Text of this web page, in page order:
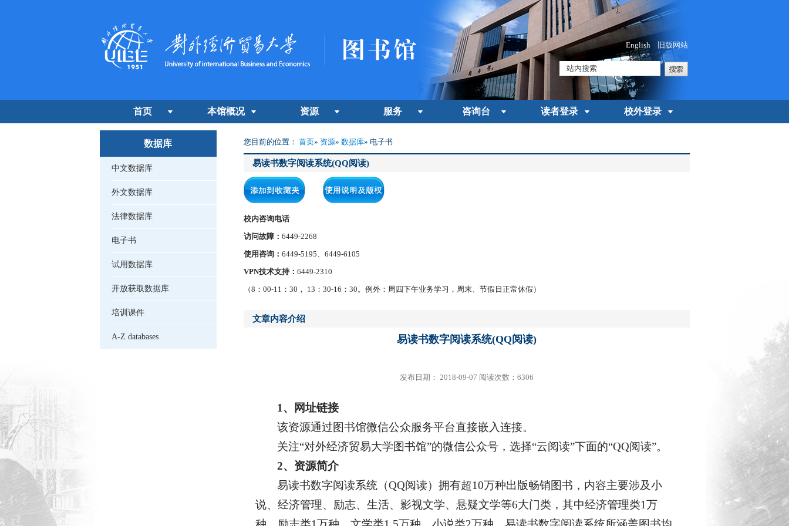
English 旧版网站
首页 本馆概况 资源 服务 咨询台 读者登录 校外登录
数据库
中文数据库
外文数据库
法律数据库
电子书
试用数据库
开放获取数据库
培训课件
A-Z databases
您目前的位置： 首页» 资源» 数据库» 电子书
易读书数字阅读系统(QQ阅读)
校内咨询电话
访问故障： 6449-2268
使用咨询： 6449-5195、6449-6105
VPN技术支持： 6449-2310
（8：00-11：30， 13：30-16：30。例外：周四下午业务学习，周末、节假日正常休假）
文章内容介绍
易读书数字阅读系统(QQ阅读)
发布日期： 2018-09-07 阅读次数： 6306
1、网址链接
该资源通过图书馆微信公众服务平台直接嵌入连接。
关注“对外经济贸易大学图书馆”的微信公众号，选择“云阅读”下面的“QQ阅读”。
2、资源简介
易读书数字阅读系统（QQ阅读）拥有超10万种出版畅销图书，内容主要涉及小
说、经济管理、励志、生活、影视文学、悬疑文学等6大门类，其中经济管理类1万